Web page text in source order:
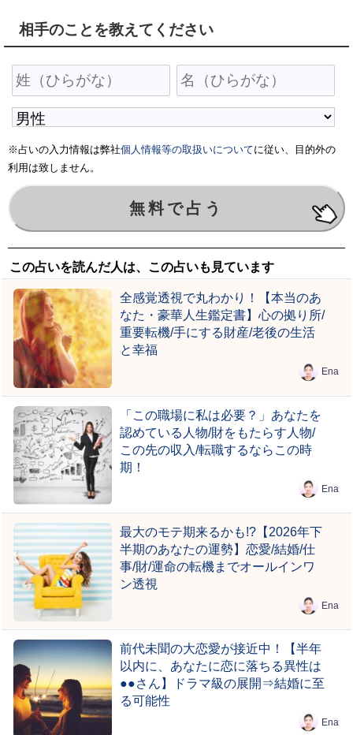
相手のことを教えてください
※占いの入力情報は弊社個人情報等の取扱いについてに従い、目的外の
利用は致しません。
この占いを読んだ人は、この占いも見ています
全感覚透視で丸わかり！【本当のあ
なた・豪華人生鑑定書】心の拠り所/
重要転機/手にする財産/老後の生活
と幸福
Ena
「この職場に私は必要？」あなたを
認めている人物/財をもたらす人物/
この先の収入/転職するならこの時
期！
Ena
最大のモテ期来るかも!?【2026年下
半期のあなたの運勢】恋愛/結婚/仕
事/財/運命の転機までオールインワ
ン透視
Ena
前代未聞の大恋愛が接近中！【半年
以内に、あなたに恋に落ちる異性は
●●さん】ドラマ級の展開⇒結婚に至
る可能性
Ena